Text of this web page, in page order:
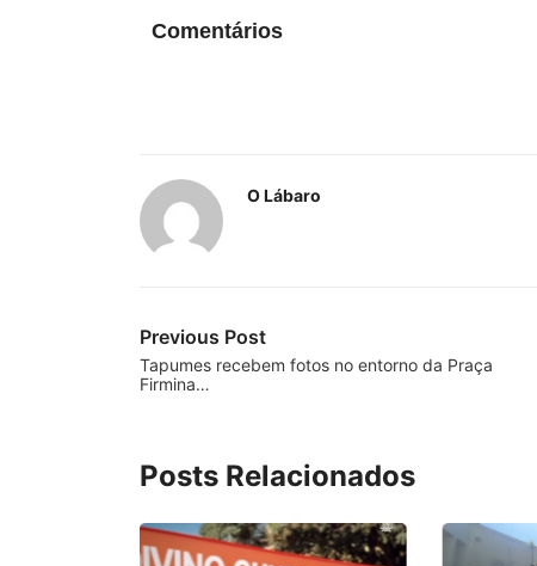
Comentários
O Lábaro
Previous Post
Tapumes recebem fotos no entorno da Praça
Firmina…
Posts Relacionados